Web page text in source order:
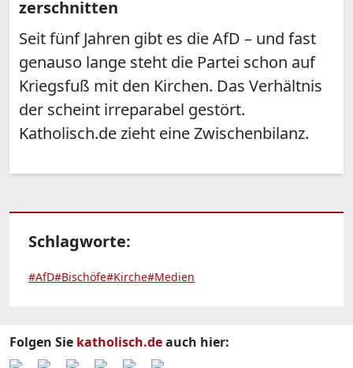
zerschnitten
Seit fünf Jahren gibt es die AfD – und fast
genauso lange steht die Partei schon auf
Kriegsfuß mit den Kirchen. Das Verhältnis
der scheint irreparabel gestört.
Katholisch.de zieht eine Zwischenbilanz.
Schlagworte:
#AfD#Bischöfe#Kirche#Medien
Folgen Sie katholisch.deauch hier: